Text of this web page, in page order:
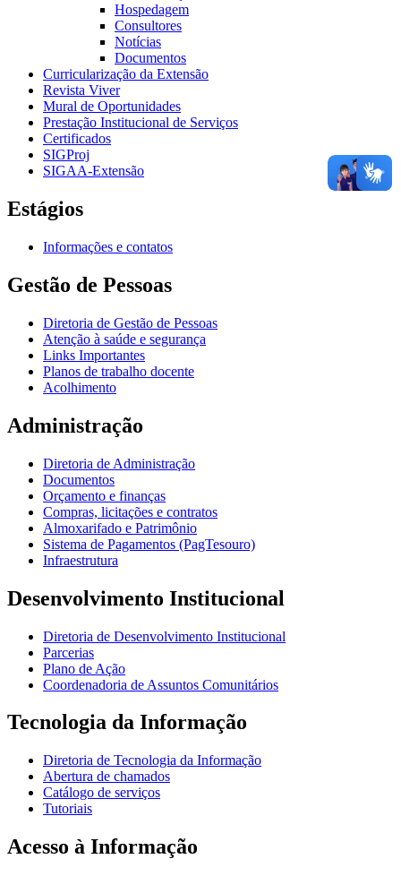
Hospedagem
Consultores
Notícias
Documentos
Curricularização da Extensão
Revista Viver
Mural de Oportunidades
Prestação Institucional de Serviços
Certificados
SIGProj
SIGAA-Extensão
Estágios
Informações e contatos
Gestão de Pessoas
Diretoria de Gestão de Pessoas
Atenção à saúde e segurança
Links Importantes
Planos de trabalho docente
Acolhimento
Administração
Diretoria de Administração
Documentos
Orçamento e finanças
Compras, licitações e contratos
Almoxarifado e Patrimônio
Sistema de Pagamentos (PagTesouro)
Infraestrutura
Desenvolvimento Institucional
Diretoria de Desenvolvimento Institucional
Parcerias
Plano de Ação
Coordenadoria de Assuntos Comunitários
Tecnologia da Informação
Diretoria de Tecnologia da Informação
Abertura de chamados
Catálogo de serviços
Tutoriais
Acesso à Informação